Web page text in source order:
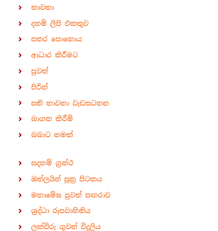
භාවනා
දහම් ලිපි එකතුව
සතර පොහොය
ආධාර කිරීමට
පුවත්
පිරිත්
සති භාවනා වැඩසටහන
බාගත කිරීම්
බබාට නමක්
සදහම් ග්‍රන්ථ
ඔන්ලයින් සූත්‍ර පිටකය
මහාමේඝ පුවත් සඟරාව
ශ්‍රද්ධා රූපවාහිනිය
ලක්විරු ගුවන් විදුලිය